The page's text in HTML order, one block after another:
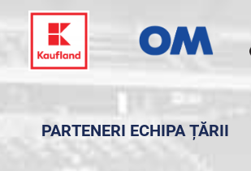
PARTENERI ECHIPA ȚĂRII